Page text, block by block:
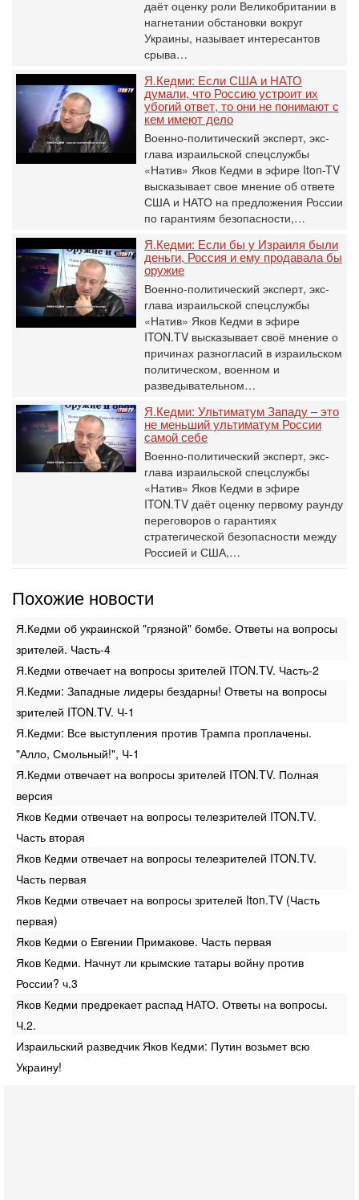
даёт оценку роли Великобритании в
нагнетании обстановки вокруг
Украины, называет интересантов
срыва…
Я.Кедми: Если США и НАТО
думали, что Россию устроит их
убогий ответ, то они не понимают с
кем имеют дело
Военно-политический эксперт, экс-
глава израильской спецслужбы
«Натив» Яков Кедми в эфире Iton-TV
высказывает свое мнение об ответе
США и НАТО на предложения России
по гарантиям безопасности,…
Я.Кедми: Если бы у Израиля были
деньги, Россия и ему продавала бы
оружие
Военно-политический эксперт, экс-
глава израильской спецслужбы
«Натив» Яков Кедми в эфире
ITON.TV высказывает своё мнение о
причинах разногласий в израильском
политическом, военном и
разведывательном…
Я.Кедми: Ультиматум Западу – это
не меньший ультиматум России
самой себе
Военно-политический эксперт, экс-
глава израильской спецслужбы
«Натив» Яков Кедми в эфире
ITON.TV даёт оценку первому раунду
переговоров о гарантиях
стратегической безопасности между
Россией и США,…
Похожие новости
Я.Кедми об украинской "грязной" бомбе. Ответы на вопросы
зрителей. Часть-4
Я.Кедми отвечает на вопросы зрителей ITON.TV. Часть-2
Я.Кедми: Западные лидеры бездарны! Ответы на вопросы
зрителей ITON.TV. Ч-1
Я.Кедми: Все выступления против Трампа проплачены.
"Алло, Смольный!", Ч-1
Я.Кедми отвечает на вопросы зрителей ITON.TV. Полная
версия
Яков Кедми отвечает на вопросы телезрителей ITON.TV.
Часть вторая
Яков Кедми отвечает на вопросы телезрителей ITON.TV.
Часть первая
Яков Кедми отвечает на вопросы зрителей Iton.TV (Часть
первая)
Яков Кедми о Евгении Примакове. Часть первая
Яков Кедми. Начнут ли крымские татары войну против
России? ч.3
Яков Кедми предрекает распад НАТО. Ответы на вопросы.
Ч.2.
Израильский разведчик Яков Кедми: Путин возьмет всю
Украину!